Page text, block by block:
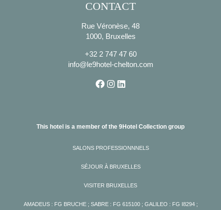
CONTACT
Rue Véronèse, 48
1000, Bruxelles
+32 2 747 47 60
info@le9hotel-chelton.com
This hotel is a member of the 9Hotel Collection group
SALONS PROFESSIONNNELS
SÉJOUR À BRUXELLES
VISITER BRUXELLES
AMADEUS : FG BRUCHE ; SABRE : FG 615100 ; GALILEO : FG I8294 ;